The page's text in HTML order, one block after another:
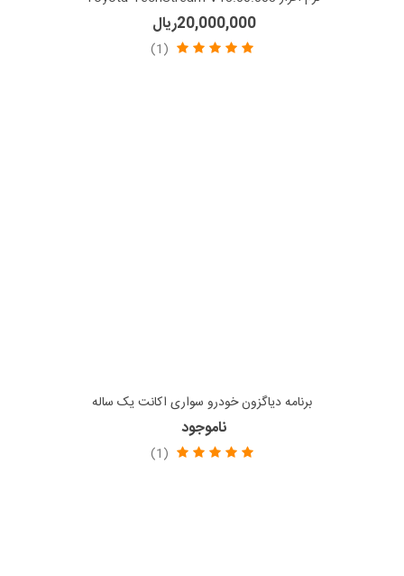
20,000,000ریال
(1)
برنامه دیاگزون خودرو سواری اکانت یک ساله
ناموجود
(1)